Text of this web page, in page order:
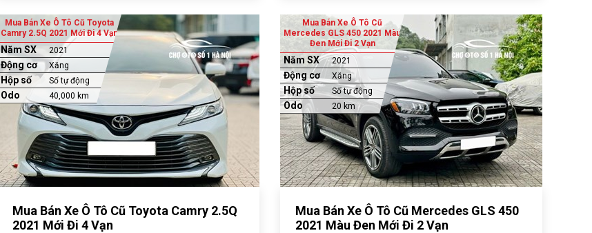
Mua Bán Xe Ô Tô Cũ Toyota
Camry 2.5Q 2021 Mới Đi 4 Vạn
Năm SX 2021
Động cơ Xăng
Hộp số Số tự động
Odo 40,000 km
Mua Bán Xe Ô Tô Cũ Toyota Camry 2.5Q
2021 Mới Đi 4 Vạn
Mua Bán Xe Ô Tô Cũ
Mercedes GLS 450 2021 Màu
Đen Mới Đi 2 Vạn
Năm SX 2021
Động cơ Xăng
Hộp số Số tự động
Odo 20 km
Mua Bán Xe Ô Tô Cũ Mercedes GLS 450
2021 Màu Đen Mới Đi 2 Vạn